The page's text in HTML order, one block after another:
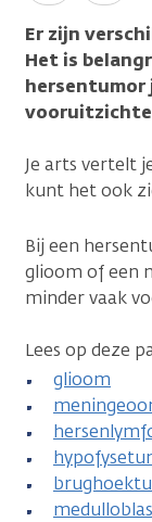
Er zijn
Het is
hersentumor
Je arts vertelt
kunt het ook
Bij een
glioom of een
minder vaak
Lees op deze
glioom